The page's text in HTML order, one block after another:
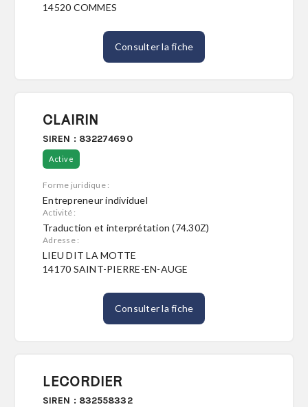
14520 COMMES
Consulter la fiche
CLAIRIN
SIREN : 832274690
Active
Forme juridique :
Entrepreneur individuel
Activité :
Traduction et interprétation (74.30Z)
Adresse :
LIEU DIT LA MOTTE
14170 SAINT-PIERRE-EN-AUGE
Consulter la fiche
LECORDIER
SIREN : 832558332